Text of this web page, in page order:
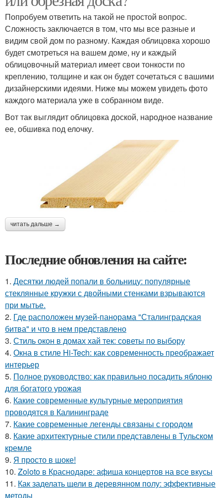
Попробуем ответить на такой не простой вопрос.
Сложность заключается в том, что мы все разные и
видим свой дом по разному. Каждая облицовка хорошо
будет смотреться на вашем доме, ну и каждый
облицовочный материал имеет свои тонкости по
креплению, толщине и как он будет сочетаться с вашими
дизайнерскими идеями. Ниже мы можем увидеть фото
каждого материала уже в собранном виде.
Вот так выглядит облицовка доской, народное название
ее, обшивка под елочку.
читать дальше →
Последние обновления на сайте:
1. Десятки людей попали в больницу: популярные
стеклянные кружки с двойными стенками взрываются
при мытье.
2. Где расположен музей-панорама "Сталинградская
битва" и что в нем представлено
3. Стиль окон в домах хай тек: советы по выбору
4. Окна в стиле Hi-Tech: как современность преображает
интерьер
5. Полное руководство: как правильно посадить яблоню
для богатого урожая
6. Какие современные культурные мероприятия
проводятся в Калининграде
7. Какие современные легенды связаны с городом
8. Какие архитектурные стили представлены в Тульском
кремле
9. Я просто в шоке!
10. Zoloto в Краснодаре: афиша концертов на все вкусы
11. Как заделать щели в деревянном полу: эффективные
методы